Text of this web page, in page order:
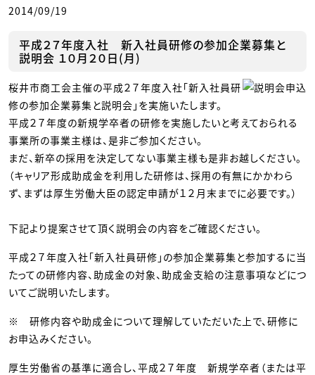
2014/09/19
平成２７年度入社 新入社員研修の参加企業募集と
説明会 １０月２０日(月)
桜井市商工会主催の平成２７年度入社「新入社員研
修の参加企業募集と説明会」を実施いたします。
平成２７年度の新規学卒者の研修を実施したいと考えておられる
事業所の事業主様は、是非ご参加ください。
まだ、新卒の採用を決定してない事業主様も是非お越しください。
（キャリア形成助成金を利用した研修は、採用の有無にかかわら
ず、まずは厚生労働大臣の認定申請が１２月末までに必要です。）
下記より提案させて頂く説明会の内容をご確認ください。
平成２７年度入社「新入社員研修」の参加企業募集と参加するに当
たっての研修内容、助成金の対象、助成金支給の注意事項などにつ
いてご説明いたします。
※ 研修内容や助成金について理解していただいた上で、研修に
お申込みください。
厚生労働省の基準に適合し、平成２７年度 新規学卒者（または平